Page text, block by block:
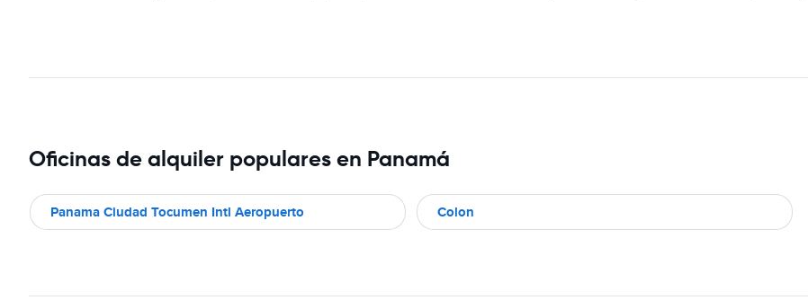
Oficinas de alquiler populares en Panamá
Panama Ciudad Tocumen Intl Aeropuerto Colon